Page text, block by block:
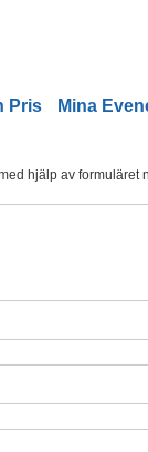
Pris Mina
hjälp av formuläret